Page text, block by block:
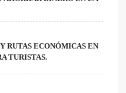
RUTAS ECONÓMICAS EN
TURISTAS.